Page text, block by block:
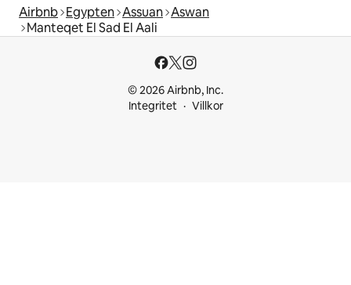
Airbnb Egypten Assuan Aswan
Manteqet El Sad El Aali
© 2026 Airbnb, Inc.
Integritet
Villkor